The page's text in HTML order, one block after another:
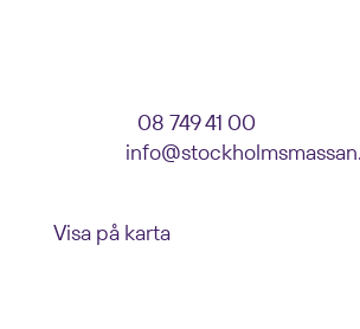
08 749 41 00
Visa på karta